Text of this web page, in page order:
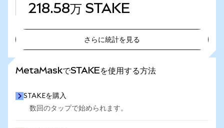
218.58万 STAKE
さらに統計を見る
MetaMaskでSTAKEを使用する方法
STAKEを購入
数回のタップで始められます。